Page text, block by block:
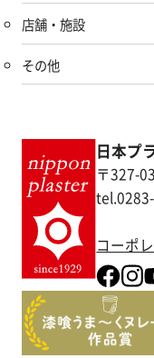
店舗・施設
その他
日本プ
〒327-
コーポ